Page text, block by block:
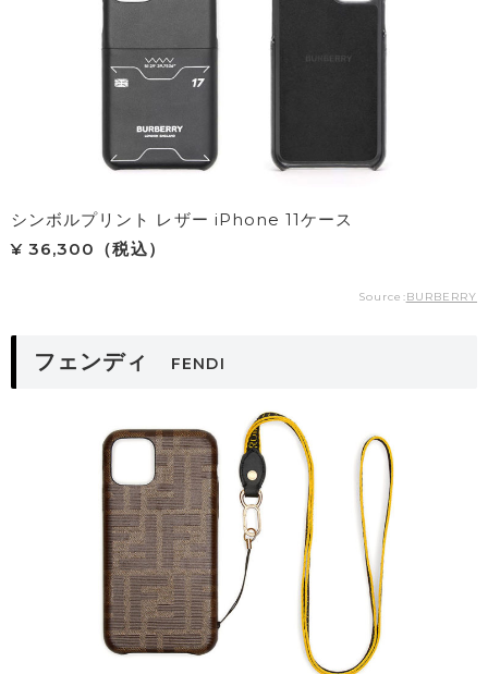
シンボルプリント レザー iPhone 11ケース
¥ 36,300（税込）
Source:BURBERRY
フェンディ FENDI